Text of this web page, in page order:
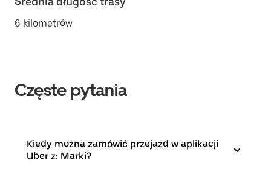
6 kilometrów
Częste pytania
Kiedy można zamówić przejazd w aplikacji
Uber z: Marki?